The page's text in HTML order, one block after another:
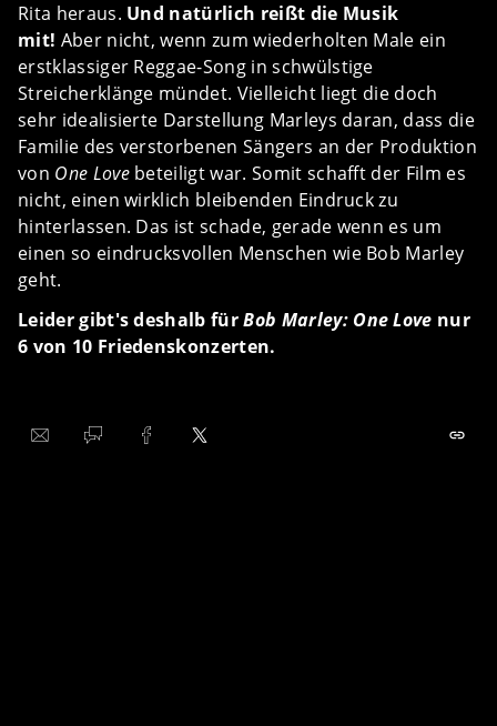
Rita heraus. Und natürlich reißt die Musik
mit! Aber nicht, wenn zum wiederholten Male ein
erstklassiger Reggae-Song in schwülstige
Streicherklänge mündet. Vielleicht liegt die doch
sehr idealisierte Darstellung Marleys daran, dass die
Familie des verstorbenen Sängers an der Produktion
von One Lovebeteiligt war. Somit schafft der Film es
nicht, einen wirklich bleibenden Eindruck zu
hinterlassen. Das ist schade, gerade wenn es um
einen so eindrucksvollen Menschen wie Bob Marley
geht.
Leider gibt's deshalb fürBob Marley: One Love nur
6 von 10 Friedenskonzerten.